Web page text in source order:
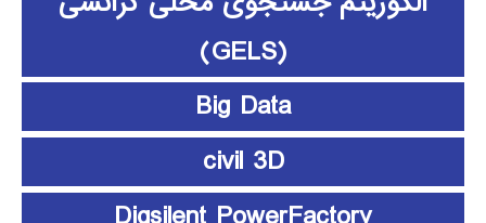
(GELS)
Big Data
civil 3D